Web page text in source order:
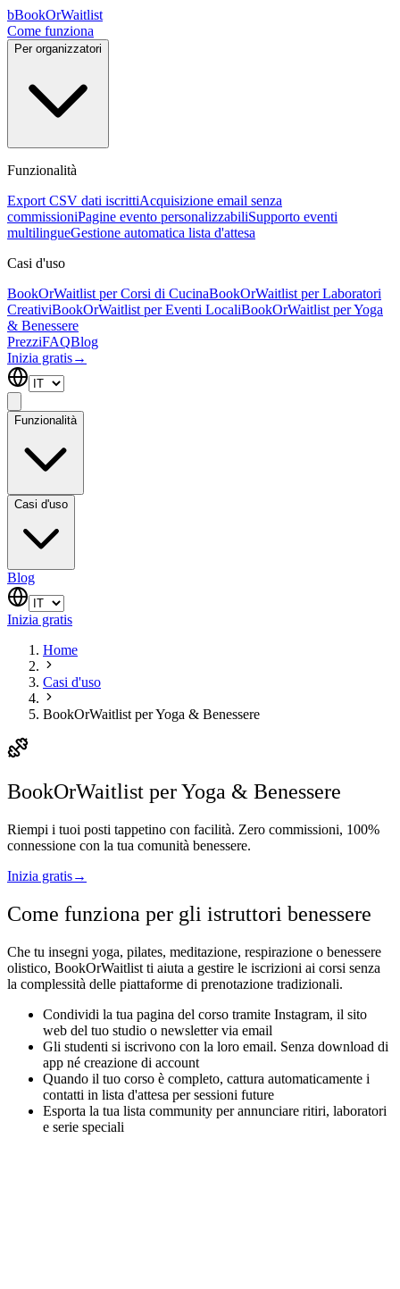
bBookOrWaitlist
Come funziona
Per organizzatori
Funzionalità
Export CSV dati iscrittiAcquisizione email senza
commissioniPagine evento personalizzabiliSupporto eventi
multilingueGestione automatica lista d'attesa
Casi d'uso
BookOrWaitlist per Corsi di CucinaBookOrWaitlist per Laboratori
CreativiBookOrWaitlist per Eventi LocaliBookOrWaitlist per Yoga
& Benessere
PrezziFAQBlog
Inizia gratis→
Funzionalità
Casi d'uso
Blog
Inizia gratis
Home
Casi d'uso
BookOrWaitlist per Yoga & Benessere
BookOrWaitlist per Yoga & Benessere
Riempi i tuoi posti tappetino con facilità. Zero commissioni, 100%
connessione con la tua comunità benessere.
Inizia gratis→
Come funziona per gli istruttori benessere
Che tu insegni yoga, pilates, meditazione, respirazione o benessere
olistico, BookOrWaitlist ti aiuta a gestire le iscrizioni ai corsi senza
la complessità delle piattaforme di prenotazione tradizionali.
Condividi la tua pagina del corso tramite Instagram, il sito
web del tuo studio o newsletter via email
Gli studenti si iscrivono con la loro email. Senza download di
app né creazione di account
Quando il tuo corso è completo, cattura automaticamente i
contatti in lista d'attesa per sessioni future
Esporta la tua lista community per annunciare ritiri, laboratori
e serie speciali